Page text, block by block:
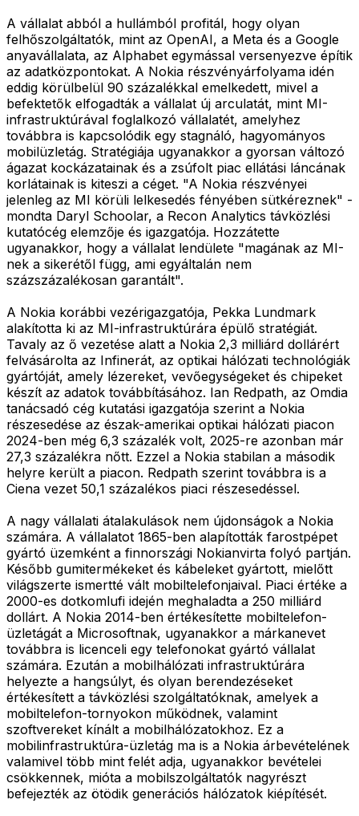
A vállalat abból a hullámból profitál, hogy olyan
felhőszolgáltatók, mint az OpenAI, a Meta és a Google
anyavállalata, az Alphabet egymással versenyezve építik
az adatközpontokat. A Nokia részvényárfolyama idén
eddig körülbelül 90 százalékkal emelkedett, mivel a
befektetők elfogadták a vállalat új arculatát, mint MI-
infrastruktúrával foglalkozó vállalatét, amelyhez
továbbra is kapcsolódik egy stagnáló, hagyományos
mobilüzletág. Stratégiája ugyanakkor a gyorsan változó
ágazat kockázatainak és a zsúfolt piac ellátási láncának
korlátainak is kiteszi a céget. "A Nokia részvényei
jelenleg az MI körüli lelkesedés fényében sütkéreznek" -
mondta Daryl Schoolar, a Recon Analytics távközlési
kutatócég elemzője és igazgatója. Hozzátette
ugyanakkor, hogy a vállalat lendülete "magának az MI-
nek a sikerétől függ, ami egyáltalán nem
százszázalékosan garantált".
A Nokia korábbi vezérigazgatója, Pekka Lundmark
alakította ki az MI-infrastruktúrára épülő stratégiát.
Tavaly az ő vezetése alatt a Nokia 2,3 milliárd dollárért
felvásárolta az Infinerát, az optikai hálózati technológiák
gyártóját, amely lézereket, vevőegységeket és chipeket
készít az adatok továbbításához. Ian Redpath, az Omdia
tanácsadó cég kutatási igazgatója szerint a Nokia
részesedése az észak-amerikai optikai hálózati piacon
2024-ben még 6,3 százalék volt, 2025-re azonban már
27,3 százalékra nőtt. Ezzel a Nokia stabilan a második
helyre került a piacon. Redpath szerint továbbra is a
Ciena vezet 50,1 százalékos piaci részesedéssel.
A nagy vállalati átalakulások nem újdonságok a Nokia
számára. A vállalatot 1865-ben alapították farostpépet
gyártó üzemként a finnországi Nokianvirta folyó partján.
Később gumitermékeket és kábeleket gyártott, mielőtt
világszerte ismertté vált mobiltelefonjaival. Piaci értéke a
2000-es dotkomlufi idején meghaladta a 250 milliárd
dollárt. A Nokia 2014-ben értékesítette mobiltelefon-
üzletágát a Microsoftnak, ugyanakkor a márkanevet
továbbra is licenceli egy telefonokat gyártó vállalat
számára. Ezután a mobilhálózati infrastruktúrára
helyezte a hangsúlyt, és olyan berendezéseket
értékesített a távközlési szolgáltatóknak, amelyek a
mobiltelefon-tornyokon működnek, valamint
szoftvereket kínált a mobilhálózatokhoz. Ez a
mobilinfrastruktúra-üzletág ma is a Nokia árbevételének
valamivel több mint felét adja, ugyanakkor bevételei
csökkennek, mióta a mobilszolgáltatók nagyrészt
befejezték az ötödik generációs hálózatok kiépítését.